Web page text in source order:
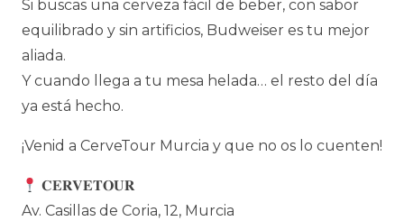
Si buscas una cerveza fácil de beber, con sabor
equilibrado y sin artificios, Budweiser es tu mejor
aliada.
Y cuando llega a tu mesa helada… el resto del día
ya está hecho.
¡Venid a CerveTour Murcia y que no os lo cuenten!
𝐂𝐄𝐑𝐕𝐄𝐓𝐎𝐔𝐑
Av. Casillas de Coria, 12, Murcia